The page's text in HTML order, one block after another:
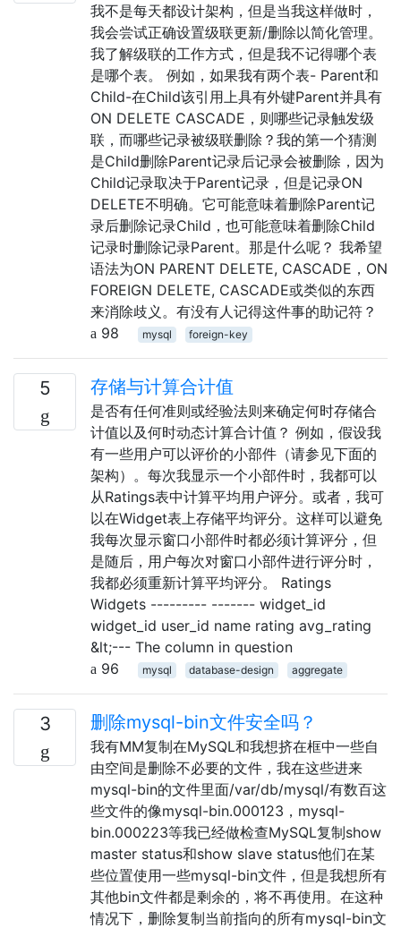
我不是每天都设计架构，但是当我这样做时，
我会尝试正确设置级联更新/删除以简化管理。
我了解级联的工作方式，但是我不记得哪个表
是哪个表。 例如，如果我有两个表- Parent和
Child-在Child该引用上具有外键Parent并具有
ON DELETE CASCADE，则哪些记录触发级
联，而哪些记录被级联删除？我的第一个猜测
是Child删除Parent记录后记录会被删除，因为
Child记录取决于Parent记录，但是记录ON
DELETE不明确。它可能意味着删除Parent记
录后删除记录Child，也可能意味着删除Child
记录时删除记录Parent。那是什么呢？ 我希望
语法为ON PARENT DELETE, CASCADE，ON
FOREIGN DELETE, CASCADE或类似的东西
来消除歧义。有没有人记得这件事的助记符？
98
mysql foreign-key
5 存储与计算合计值
是否有任何准则或经验法则来确定何时存储合
计值以及何时动态计算合计值？ 例如，假设我
有一些用户可以评价的小部件（请参见下面的
架构）。每次我显示一个小部件时，我都可以
从Ratings表中计算平均用户评分。或者，我可
以在Widget表上存储平均评分。这样可以避免
我每次显示窗口小部件时都必须计算评分，但
是随后，用户每次对窗口小部件进行评分时，
我都必须重新计算平均评分。 Ratings
Widgets --------- ------- widget_id
widget_id user_id name rating avg_rating
&lt;--- The column in question
96
mysql database-design aggregate
3 删除mysql-bin文件安全吗？
我有MM复制在MySQL和我想挤在框中一些自
由空间是删除不必要的文件，我在这些进来
mysql-bin的文件里面/var/db/mysql/有数百这
些文件的像mysql-bin.000123，mysql-
bin.000223等我已经做检查MySQL复制show
master status和show slave status他们在某
些位置使用一些mysql-bin文件，但是我想所有
其他bin文件都是剩余的，将不再使用。在这种
情况下，删除复制当前指向的所有mysql-bin文